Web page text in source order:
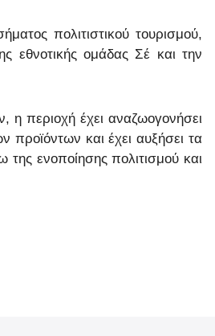
πολιτιστικού τουρισμού,
εθνοτικής ομάδας Σέ και την
περιοχή έχει αναζωογονήσει
προϊόντων και έχει αυξήσει τα
ενοποίησης πολιτισμού και